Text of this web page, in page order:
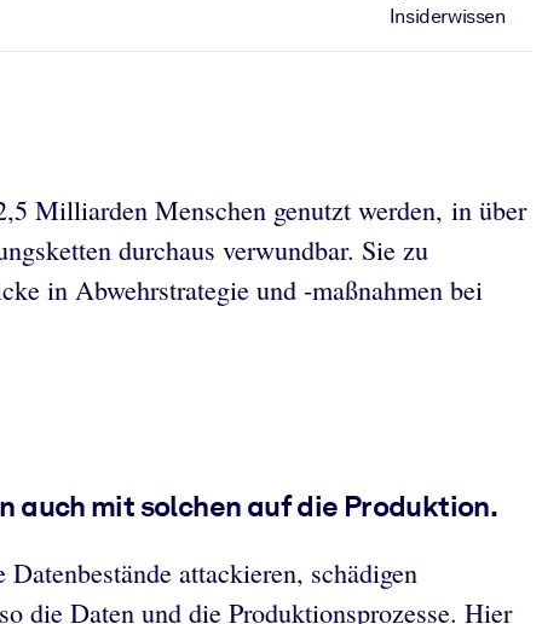
Insiderwissen
Milliarden Menschen genutzt werden, in über
durchaus verwundbar. Sie zu
in Abwehrstrategie und -maßnahmen bei
auch mit solchen auf die Produktion.
attackieren, schädigen
die Daten und die Produktionsprozesse. Hier